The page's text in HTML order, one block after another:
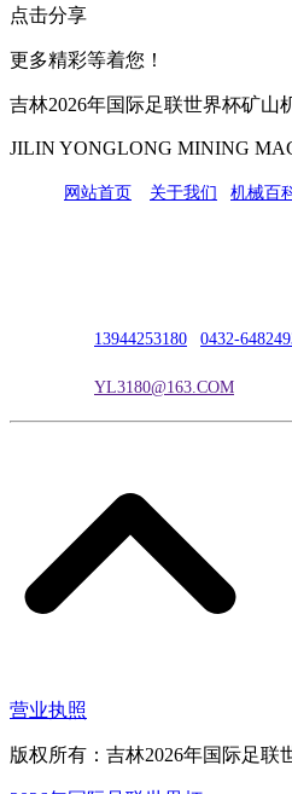
点击分享
更多精彩等着您！
吉林2026年国际足联世界杯矿山
JILIN YONGLONG MINING
网站首页 关于我们 机械百
13944253180 0432-
YL3180@163.COM
营业执照
版权所有：吉林2026年国际足联